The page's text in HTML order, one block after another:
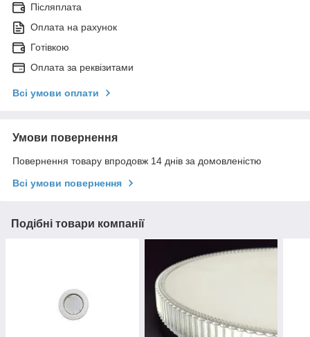
Післяплата
Оплата на рахунок
Готівкою
Оплата за реквізитами
Всі умови оплати
Умови повернення
Повернення товару впродовж 14 днів за домовленістю
Всі умови повернення
Подібні товари компанії